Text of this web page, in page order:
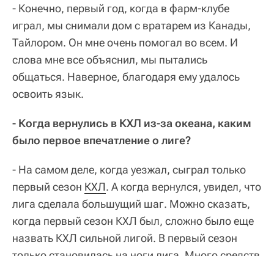
- Конечно, первый год, когда в фарм-клубе
играл, мы снимали дом с вратарем из Канады,
Тайлором. Он мне очень помогал во всем. И
слова мне все объяснил, мы пытались
общаться. Наверное, благодаря ему удалось
освоить язык.
- Когда вернулись в КХЛ из-за океана, каким
было первое впечатление о лиге?
- На самом деле, когда уезжал, сыграл только
первый сезон КХЛ. А когда вернулся, увидел, что
лига сделала большущий шаг. Можно сказать,
когда первый сезон КХЛ был, сложно было еще
назвать КХЛ сильной лигой. В первый сезон